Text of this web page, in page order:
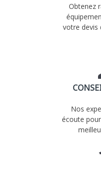
Obtenez
votre devis
Nos
écoute